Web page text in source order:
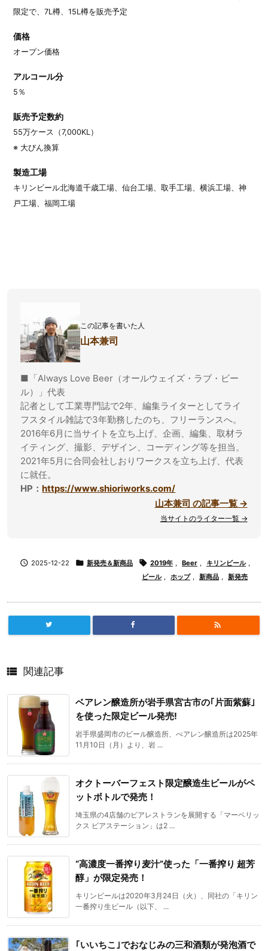
限定で、7L樽、15L樽を販売予定
価格
オープン価格
アルコール分
5％
販売予定数約
55万ケース（7,000KL）
※ 大びん換算
製造工場
キリンビール北海道千歳工場、仙台工場、取手工場、横浜工場、神
戸工場、福岡工場
この記事を書いた人
山本兼司
■「Always Love Beer（オールウェイズ・ラブ・ビー
ル）」代表
記者として工業専門誌で2年、編集ライターとしてライ
フスタイル雑誌で3年勤務したのち、フリーランスへ。
2016年6月に当サイトを立ち上げ、企画、編集、取材ラ
イティング、撮影、デザイン、コーディング等を担当。
2021年5月に合同会社しおりワークスを立ち上げ、代表
に就任。
HP：https://www.shioriworks.com/
山本兼司 の記事一覧 →
当サイトのライター一覧 →
 2025-12-22  新発売＆新商品  2019年 , Beer , キリンビール ,
ビール , ホップ , 新商品 , 新発売

 関連記事
ベアレン醸造所が岩手県宮古市の｢片面紫蘇｣
を使った限定ビール発売!
岩手県盛岡市のビール醸造所、べアレン醸造所は2025年
11月10日（月）より、岩 ...
オクトーバーフェスト限定醸造生ビールがペ
ットボトルで発売！
埼玉県の4店舗のビアレストランを展開する「マーベリッ
クス ビアステーション」は2 ...
“高濃度一番搾り麦汁”使った「一番搾り 超芳
醇」が限定発売！
キリンビールは2020年3月24日（火）、同社の「キリン
一番搾り生ビール（以下、 ...
｢いいちこ｣でおなじみの三和酒類が発泡酒で